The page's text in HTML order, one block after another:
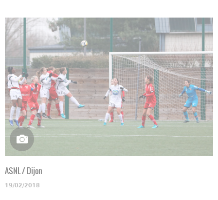
ASNL / Dijon
19/02/2018